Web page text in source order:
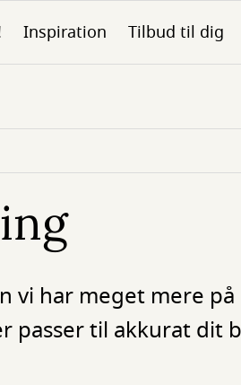
Inspiration Tilbud til dig
vi har meget mere på
passer til akkurat dit